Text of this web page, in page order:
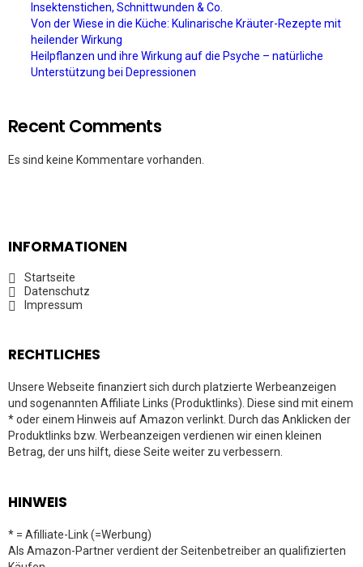
Insektenstichen, Schnittwunden & Co.
Von der Wiese in die Küche: Kulinarische Kräuter-Rezepte mit
heilender Wirkung
Heilpflanzen und ihre Wirkung auf die Psyche – natürliche
Unterstützung bei Depressionen
Recent Comments
Es sind keine Kommentare vorhanden.
INFORMATIONEN
Startseite
Datenschutz
Impressum
RECHTLICHES
Unsere Webseite finanziert sich durch platzierte Werbeanzeigen
und sogenannten Affiliate Links (Produktlinks). Diese sind mit einem
* oder einem Hinweis auf Amazon verlinkt. Durch das Anklicken der
Produktlinks bzw. Werbeanzeigen verdienen wir einen kleinen
Betrag, der uns hilft, diese Seite weiter zu verbessern.
HINWEIS
* = Afilliate-Link (=Werbung)
Als Amazon-Partner verdient der Seitenbetreiber an qualifizierten